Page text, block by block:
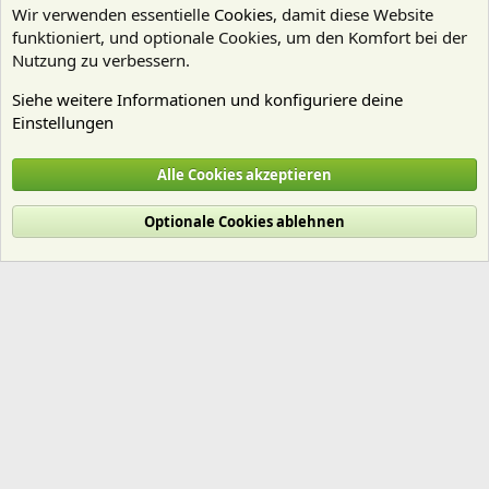
Cookies
Deutsch (Du)
Nutzungsbedingungen
Datenschutz Hilfe und Impressum
R
Wir verwenden essentielle Cookies, damit diese Website
funktioniert, und optionale Cookies, um den Komfort bei der
Nutzung zu verbessern.
Siehe weitere Informationen und konfiguriere deine
Einstellungen
Alle Cookies akzeptieren
Optionale Cookies ablehnen